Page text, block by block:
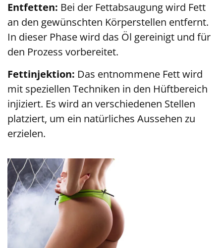
Entfetten: Bei der Fettabsaugung wird Fett
an den gewünschten Körperstellen entfernt.
In dieser Phase wird das Öl gereinigt und für
den Prozess vorbereitet.
Fettinjektion: Das entnommene Fett wird
mit speziellen Techniken in den Hüftbereich
injiziert. Es wird an verschiedenen Stellen
platziert, um ein natürliches Aussehen zu
erzielen.